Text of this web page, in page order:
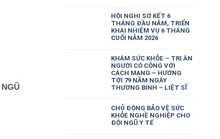
HỘI NGHỊ SƠ KẾT 6
THÁNG ĐẦU NĂM, TRIỂN
KHAI NHIỆM VỤ 6 THÁNG
CUỐI NĂM 2026
KHÁM SỨC KHỎE – TRI ÂN
NGƯỜI CÓ CÔNG VỚI
CÁCH MẠNG – HƯỚNG
TỚI 79 NĂM NGÀY
THƯƠNG BINH – LIỆT SĨ
CHỦ ĐỘNG BẢO VỆ SỨC
KHỎE NGHỀ NGHIỆP CHO
ĐỘI NGŨ Y TẾ